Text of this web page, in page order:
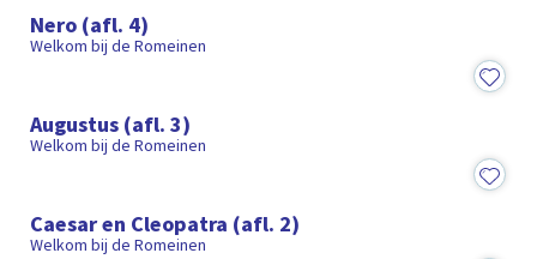
Nero (afl. 4)
Welkom bij de Romeinen
Augustus (afl. 3)
Welkom bij de Romeinen
Caesar en Cleopatra (afl. 2)
Welkom bij de Romeinen